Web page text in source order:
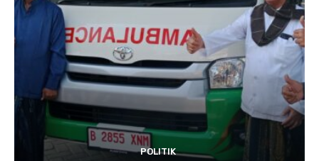
POLITIK